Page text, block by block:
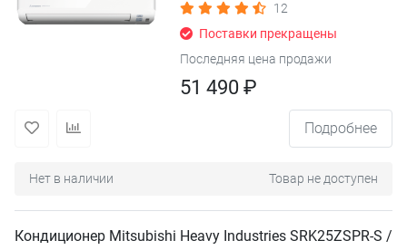
12
Поставки прекращены
Последняя цена продажи
51 490 ₽
Подробнее
Нет в наличии Товар не доступен
Кондиционер Mitsubishi Heavy Industries SRK25ZSPR-S /